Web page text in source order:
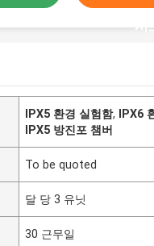
시
IPX5 환경 실험함, IPX6
IPX5 방진포 챔버
To be quoted
달 당 3 유닛
30 근무일